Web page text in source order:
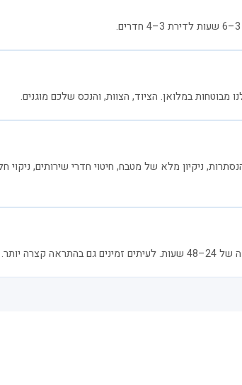
מבוטחות במלואן. הציוד, הצוות, והנכס שלכם מוגנים.
ניקיון מלא של מטבח, חיטוי חדרי שירותים, ניקוי
יותר.